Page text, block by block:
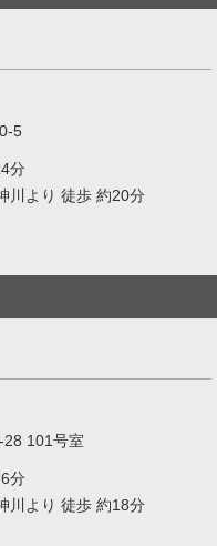
5
分
川より 徒歩 約20分
28 101号室
分
川より 徒歩 約18分